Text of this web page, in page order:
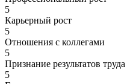
5
Карьерный рост
5
Отношения с коллегами
5
Признание результатов труда
5